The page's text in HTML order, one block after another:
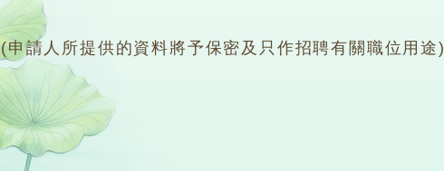
(申請人所提供的資料將予保密及只作招聘有關職位用途)